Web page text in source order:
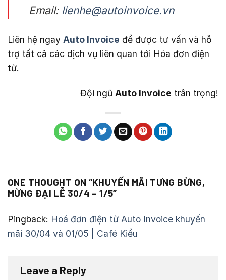
Email: lienhe@autoinvoice.vn
Liên hệ ngay Auto Invoice để được tư vấn và hỗ
trợ tất cả các dịch vụ liên quan tới Hóa đơn điện
tử.
Đội ngũ Auto Invoice trân trọng!
ONE THOUGHT ON “KHUYẾN MÃI TƯNG BỪNG,
MỪNG ĐẠI LỄ 30/4 – 1/5”
Pingback: Hoá đơn điện tử Auto Invoice khuyến
mãi 30/04 và 01/05 | Café Kiểu
Leave a Reply